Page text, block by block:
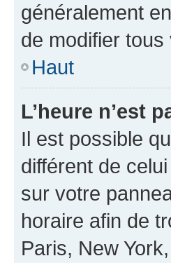
généralement
de modifier
Haut
L’heure n’est
Il est possible
différent de
sur votre
horaire afin de
Paris, New